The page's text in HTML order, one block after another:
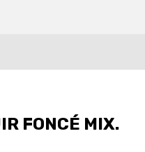
FONCÉ MIX.